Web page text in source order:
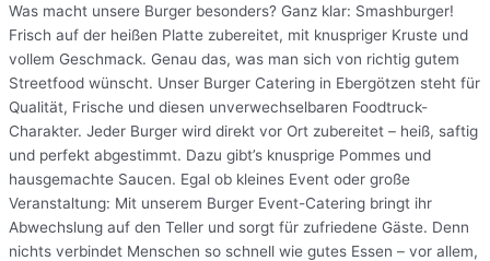
Was macht unsere Burger besonders? Ganz klar: Smashburger!
Frisch auf der heißen Platte zubereitet, mit knuspriger Kruste und
vollem Geschmack. Genau das, was man sich von richtig gutem
Streetfood wünscht. Unser Burger Catering in Ebergötzen steht für
Qualität, Frische und diesen unverwechselbaren Foodtruck-
Charakter. Jeder Burger wird direkt vor Ort zubereitet – heiß, saftig
und perfekt abgestimmt. Dazu gibt’s knusprige Pommes und
hausgemachte Saucen. Egal ob kleines Event oder große
Veranstaltung: Mit unserem Burger Event-Catering bringt ihr
Abwechslung auf den Teller und sorgt für zufriedene Gäste. Denn
nichts verbindet Menschen so schnell wie gutes Essen – vor allem,